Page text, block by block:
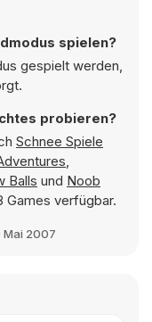
spielen?
gespielt werden,
probieren?
Schnee Spiele
,
Balls und Noob
Games verfügbar.
Mai 2007